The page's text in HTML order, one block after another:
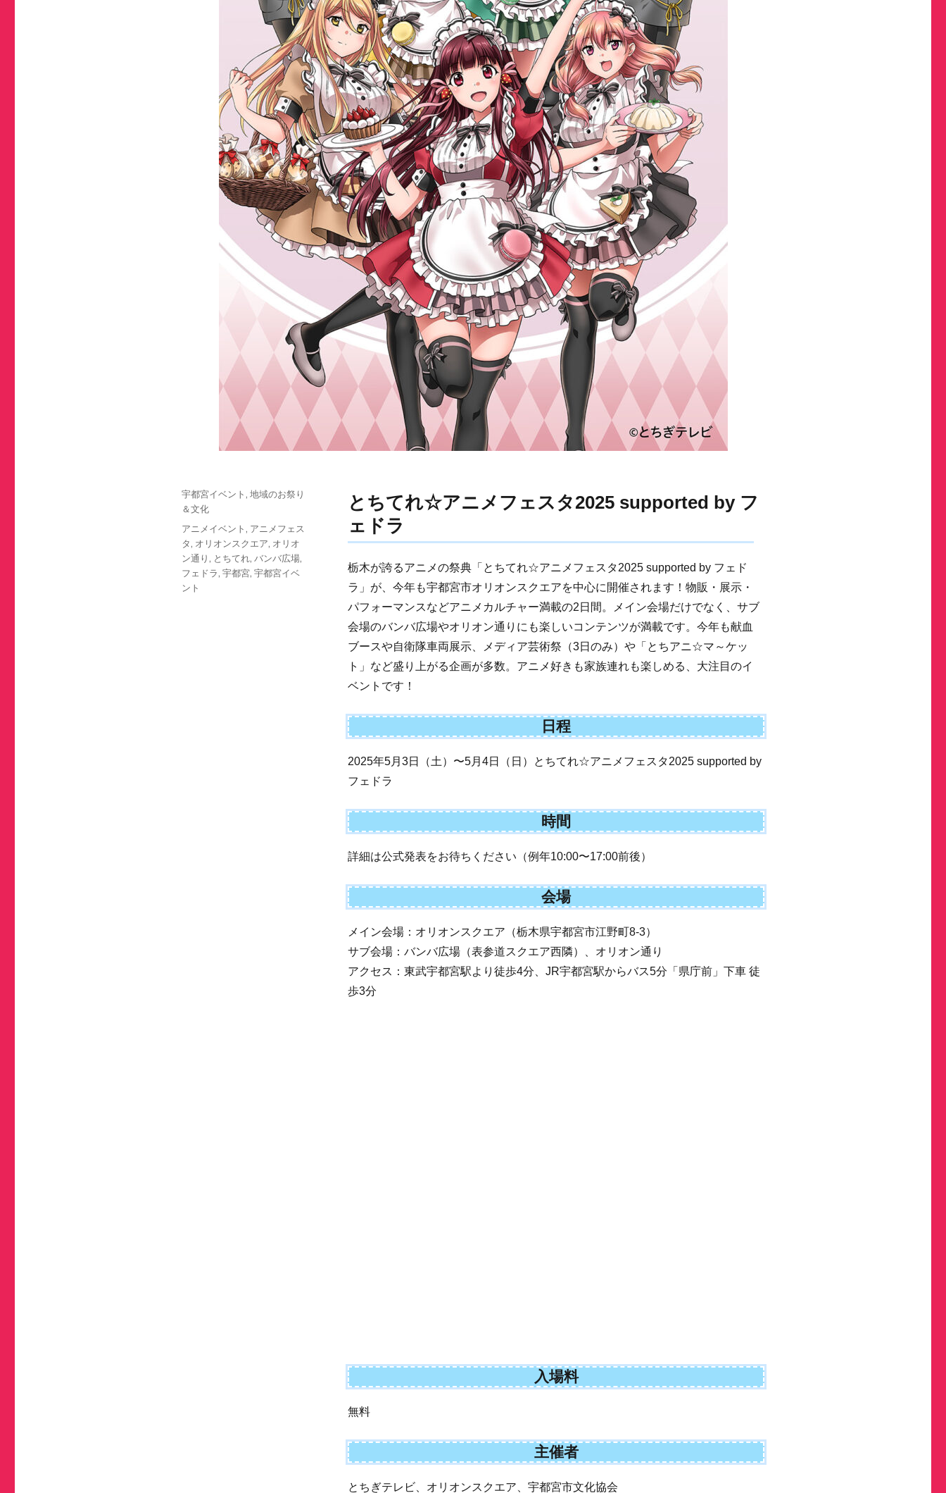
とちてれ☆アニメフェスタ2025 supported by フ
ェドラ
栃木が誇るアニメの祭典「とちてれ☆アニメフェスタ2025 supported by フェド
ラ」が、今年も宇都宮市オリオンスクエアを中心に開催されます！物販・展示・
パフォーマンスなどアニメカルチャー満載の2日間。メイン会場だけでなく、サブ
会場のバンバ広場やオリオン通りにも楽しいコンテンツが満載です。今年も献血
ブースや自衛隊車両展示、メディア芸術祭（3日のみ）や「とちアニ☆マ～ケッ
ト」など盛り上がる企画が多数。アニメ好きも家族連れも楽しめる、大注目のイ
ベントです！
日程
2025年5月3日（土）〜5月4日（日）とちてれ☆アニメフェスタ2025 supported by
フェドラ
時間
詳細は公式発表をお待ちください（例年10:00〜17:00前後）
会場
メイン会場：オリオンスクエア（栃木県宇都宮市江野町8-3）
サブ会場：バンバ広場（表参道スクエア西隣）、オリオン通り
アクセス：東武宇都宮駅より徒歩4分、JR宇都宮駅からバス5分「県庁前」下車 徒
歩3分
入場料
無料
主催者
とちぎテレビ、オリオンスクエア、宇都宮市文化協会
投
カ
テ
リ
宇都宮イベント , 地域のお祭り
＆文化
タ
グ
アニメイベント , アニメフェス
タ, オリオンスクエア, オリオ
ン通り , とちてれ, バンバ広場,
フェドラ, 宇都宮, 宇都宮イベ
ント